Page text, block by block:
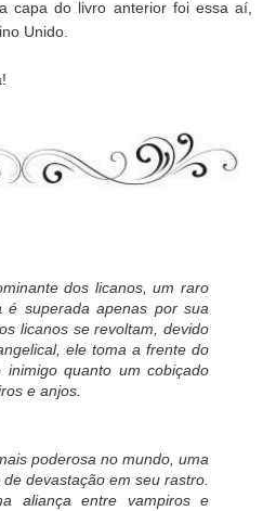
capa do livro anterior foi essa aí,
Unido.
dos licanos, um raro
é superada apenas por sua
licanos se revoltam, devido
ele toma a frente do
quanto um cobiçado
e anjos.
poderosa no mundo, uma
devastação em seu rastro.
aliança entre vampiros e